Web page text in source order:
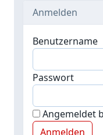
Anmelden
Benutzername
Passwort
Angemeldet